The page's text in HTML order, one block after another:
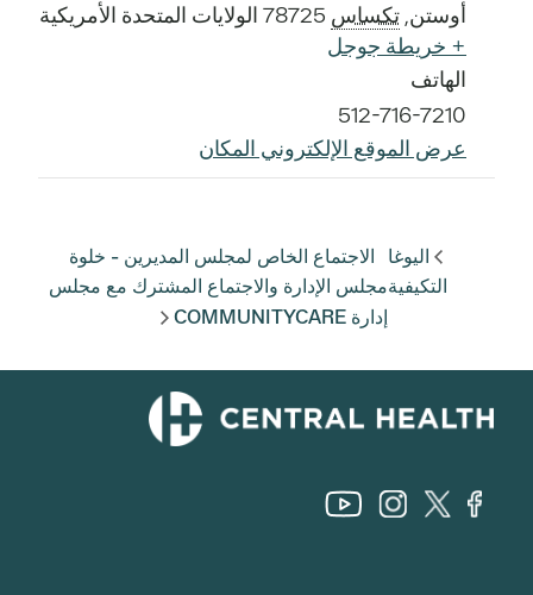
أوستن, تكساس 78725 الولايات المتحدة الأمريكية
+ خريطة جوجل
الهاتف
512-716-7210
عرض الموقع الإلكتروني المكان
اليوغا
التكيفية
الاجتماع الخاص لمجلس المديرين - خلوة
مجلس الإدارة والاجتماع المشترك مع مجلس
إدارة COMMUNITYCARE